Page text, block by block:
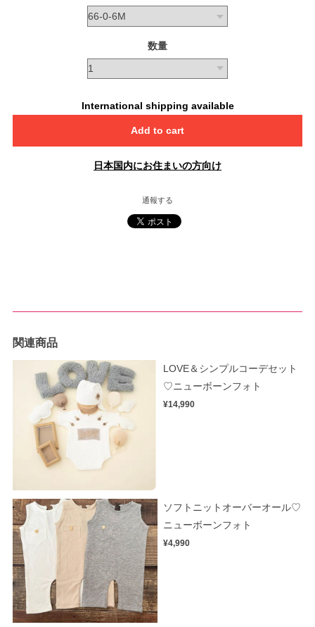
数量
International shipping available
Add to cart
日本国内にお住まいの方向け
通報する
関連商品
LOVE＆シンプルコーデセット
♡ニューボーンフォト
¥14,990
ソフトニットオーバーオール♡
ニューボーンフォト
¥4,990